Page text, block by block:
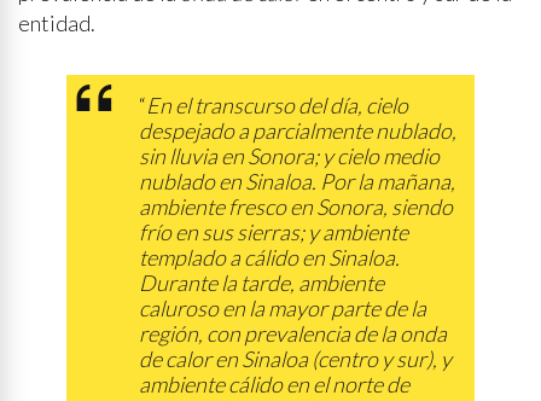
entidad.
“En el transcurso del día, cielo
despejado a parcialmente nublado,
sin lluvia en Sonora; y cielo medio
nublado en Sinaloa. Por la mañana,
ambiente fresco en Sonora, siendo
frío en sus sierras; y ambiente
templado a cálido en Sinaloa.
Durante la tarde, ambiente
caluroso en la mayor parte de la
región, con prevalencia de la onda
de calor en Sinaloa (centro y sur), y
ambiente cálido en el norte de